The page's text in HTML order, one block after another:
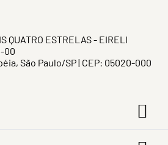
QUATRO ESTRELAS - EIRELI
00
São Paulo/SP | CEP: 05020-000